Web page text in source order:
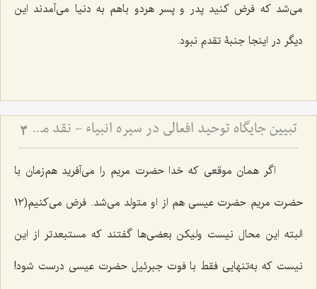
می‌شد که فرض کنید پدر و پسر هردو باهم به دنیا می‌آمدند این
دیگر در اینجا جنبۀ تقدم نبود.
تبیین جایگاه توحید افعالی در سیره انبیاء - نقد مدعیان دروغین و ضرورت خروج از خودپرستی 3
اگر همان موقعی که خدا حضرت مریم را می‌آفرید هم‌زمان با
حضرت مریم حضرت عیسی هم از او متولد می‌شد. فرض می‌کنیم(12
البته این محال نیست ولیکن بعضی‌ها گفتند که مستبعدتر از این
نیست که به‌تنهایی فقط با فوت جبرئیل حضرت عیسی درست شود!